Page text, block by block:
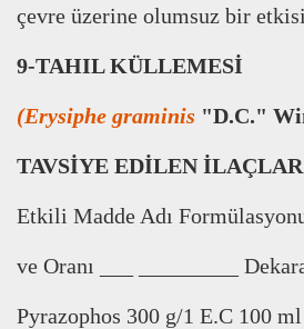
çevre üzerine olumsuz bir
9-TAHIL KÜLLEMESİ
(Erysiphe graminis "D.C."
TAVSİYE EDİLENİLAÇLAR
Etkili Madde Adı
ve Oranı ___ _________
Pyrazophos 300 g/1 E.C 100 ml